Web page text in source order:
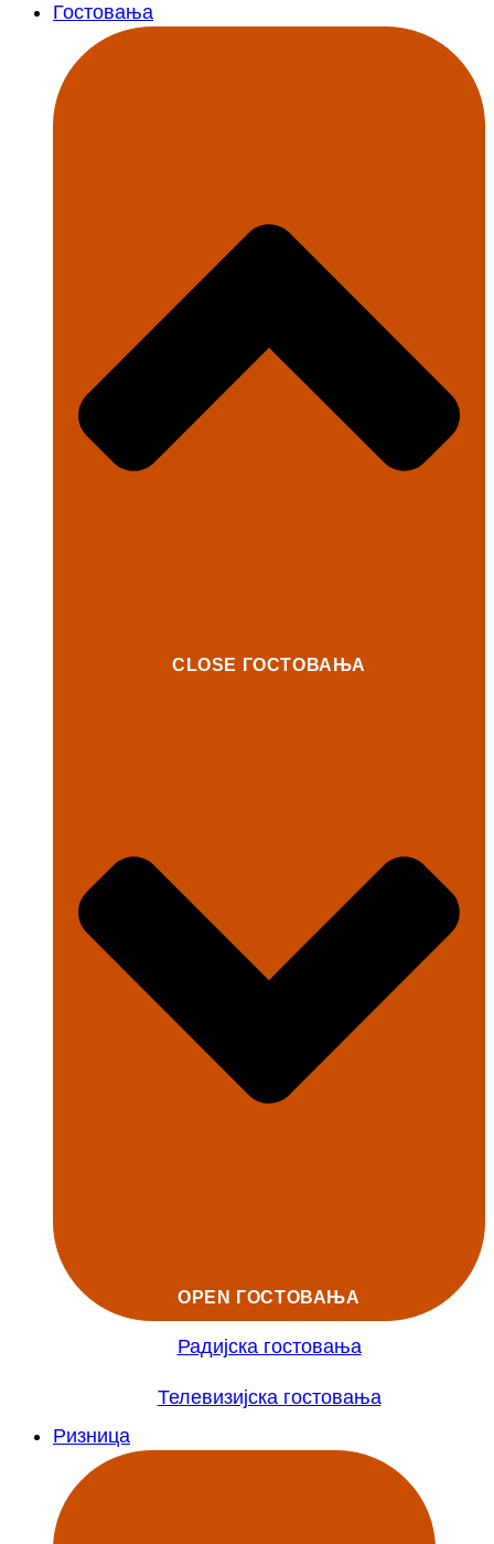
Гостовања
CLOSE ГОСТОВАЊА
OPEN ГОСТОВАЊА
Радијска гостовања
Телевизијска гостовања
Ризница